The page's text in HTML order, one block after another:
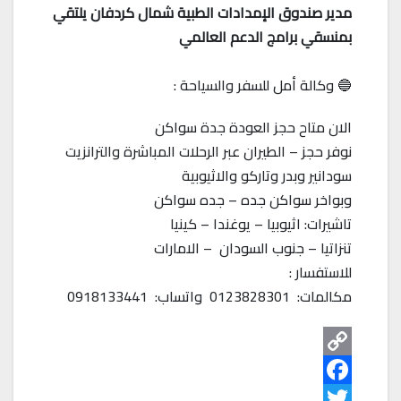
مدير صندوق الإمدادات الطبية شمال كردفان يلتقي
بمنسقي برامج الدعم العالمي
🔵 وكالة أمل للسفر والسياحة :
الان متاح حجز العودة جدة سواكن
نوفر حجز – الطيران عبر الرحلات المباشرة والترانزيت
سودانير وبدر وتاركو والاثيوبية
وبواخر سواكن جده – جده سواكن
تاشيرات: اثيوبيا – يوغندا – كينيا
تنزاتيا – جنوب السودان – الامارات
للاستفسار :
مكالمات: 0123828301 واتساب: 0918133441
C